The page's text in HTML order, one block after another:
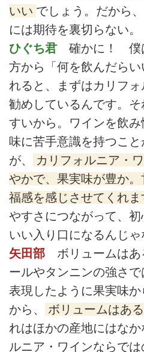
いい でしょう。だから
には期待を裏切らない。
ひぐち君 確かに！ 僕
方から「何を飲んだら
れると、まずはカリフ
勧めしているんです。
すいから。ワインを飲
味に苦手意識を持つこ
が、
カリフォルニア・
やかで、果実味が豊か
福感を感じさせてくれま
やすさにつながって、初
いい入り口になるんじゃ
矢田部 ボリュームはあ
ールやタンニンの強さ
表現したように果実味
から、
ボリュームはあ
れはほかの産地にはな
ルニア・ワインならで